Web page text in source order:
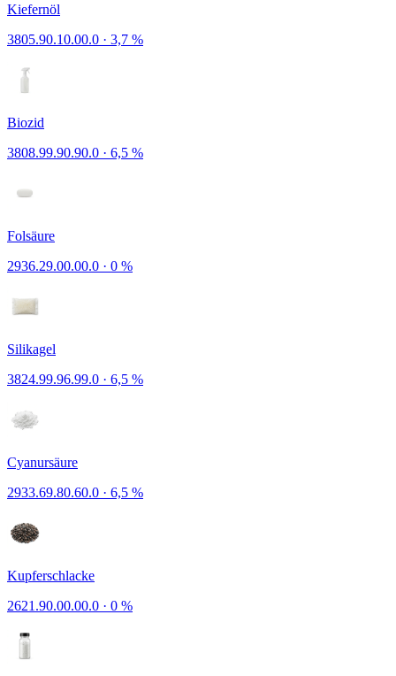
Kiefernöl
3805.90.10.00.0 · 3,7 %
Biozid
3808.99.90.90.0 · 6,5 %
Folsäure
2936.29.00.00.0 · 0 %
Silikagel
3824.99.96.99.0 · 6,5 %
Cyanursäure
2933.69.80.60.0 · 6,5 %
Kupferschlacke
2621.90.00.00.0 · 0 %